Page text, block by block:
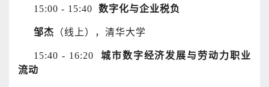
15:00 - 15:40 数字化与企业税负
邹杰 （线上），清华大学
15:40 - 16:20
城市数字经济发展与劳动力职业
流动